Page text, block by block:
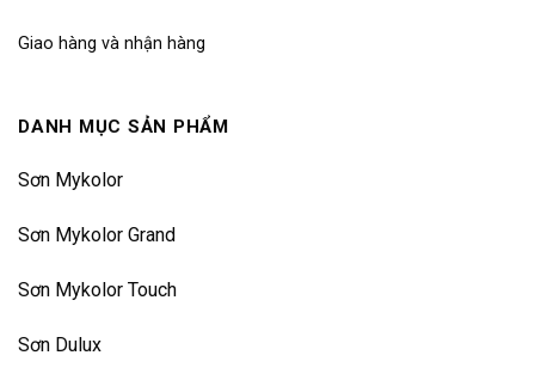
Giao hàng và nhận hàng
DANH MỤC SẢN PHẨM
Sơn Mykolor
Sơn Mykolor Grand
Sơn Mykolor Touch
Sơn Dulux